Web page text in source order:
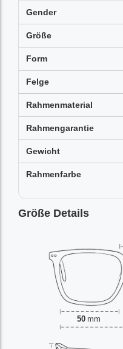
Gender
Größe
Form
Felge
Rahmenmaterial
Rahmengarantie
Gewicht
Rahmenfarbe
Größe Details
50 mm